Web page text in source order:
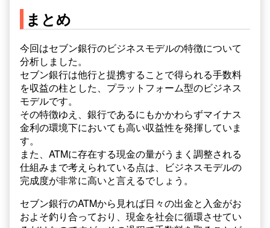
まとめ
今回はセブン銀行のビジネスモデルの特徴について
分析しました。
セブン銀行は他行と提携することで得られる手数料
を収益の柱とした、プラットフォーム型のビジネス
モデルです。
その特徴ゆえ、銀行であるにもかかわらずマイナス
金利の環境下においても高い収益性を発揮していま
す。
また、ATMに存在する現金の量がうまく調整される
仕組みまで考えられている点は、ビジネスモデルの
完成度が非常に高いと言えるでしょう。
セブン銀行のATMから見れば日々の出金と入金がお
およそ釣り合っており、現金を社会に循環させてい